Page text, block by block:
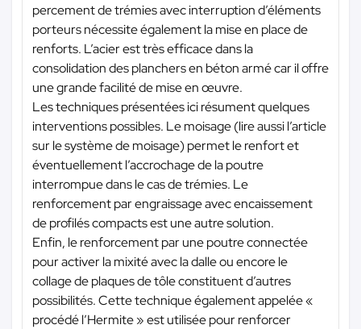
percement de trémies avec interruption d’éléments
porteurs nécessite également la mise en place de
renforts. L’acier est très efficace dans la
consolidation des planchers en béton armé car il offre
une grande facilité de mise en œuvre.
Les techniques présentées ici résument quelques
interventions possibles. Le moisage (lire aussi l’article
sur le système de moisage) permet le renfort et
éventuellement l’accrochage de la poutre
interrompue dans le cas de trémies. Le
renforcement par engraissage avec encaissement
de profilés compacts est une autre solution.
Enfin, le renforcement par une poutre connectée
pour activer la mixité avec la dalle ou encore le
collage de plaques de tôle constituent d’autres
possibilités. Cette technique également appelée «
procédé l’Hermite » est utilisée pour renforcer